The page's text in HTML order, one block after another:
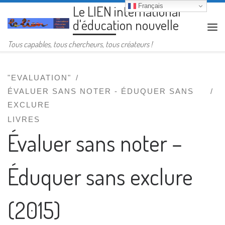
Passer au contenuLe LIEN international
d'éducation nouvelle
Tous capables, tous chercheurs, tous créateurs !
"EVALUATION"
ÉVALUER SANS NOTER - ÉDUQUER SANS
EXCLURE
LIVRES
Évaluer sans noter –
Éduquer sans exclure
(2015)
Français